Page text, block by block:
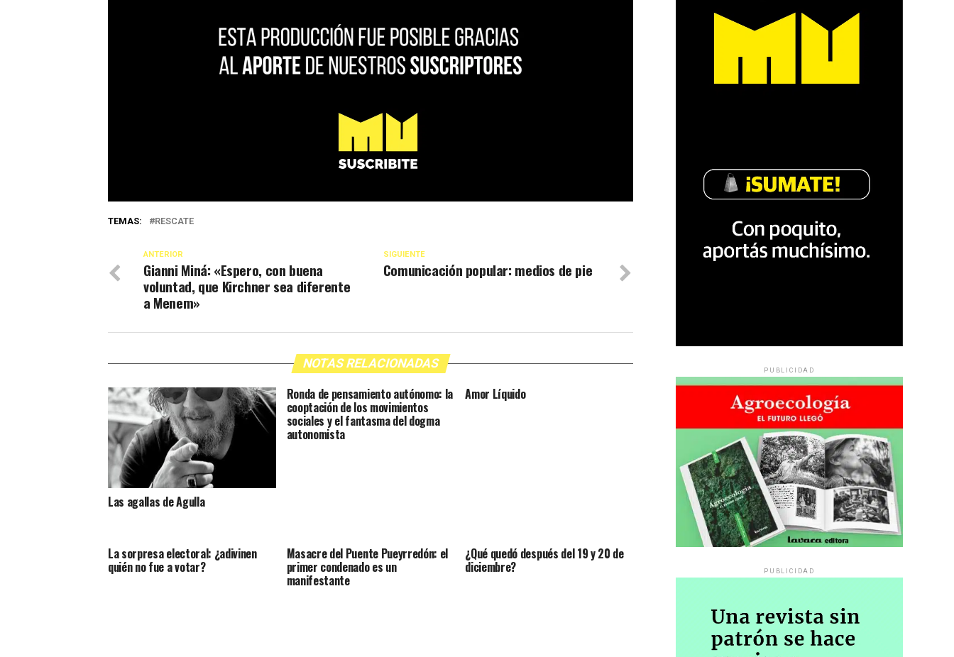
TEMAS: RESCATE
SIGUIENTE
Comunicación popular: medios de pie
ANTERIOR
Gianni Miná: «Espero, con buena
voluntad, que Kirchner sea diferente
a Menem»
NOTAS RELACIONADAS
Las agallas de Agulla
Ronda de pensamiento autónomo: la
cooptación de los movimientos
sociales y el fantasma del dogma
autonomista
Amor Líquido
La sorpresa electoral: ¿adivinen
quién no fue a votar?
Masacre del Puente Pueyrredón: el
primer condenado es un
manifestante
¿Qué quedó después del 19 y 20 de
diciembre?
PUBLICIDAD
PUBLICIDAD